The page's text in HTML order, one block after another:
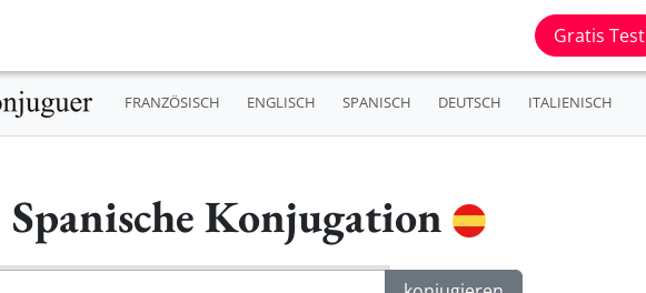
Gratis Test
FRANZÖSISCH ENGLISCH SPANISCH DEUTSCH ITALIENISCH
Spanische Konjugation